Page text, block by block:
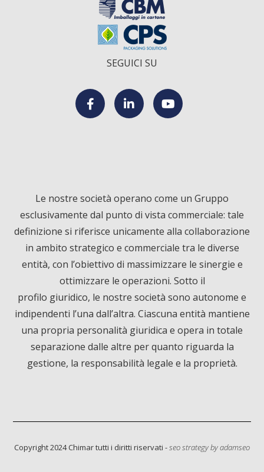
SEGUICI SU
e
b
o
o
k
e
d
I
n
T
u
b
e
Le nostre società operano come un Gruppo
esclusivamente dal punto di vista commerciale: tale
definizione si riferisce unicamente alla collaborazione
in ambito strategico e commerciale tra le diverse
entità, con l’obiettivo di massimizzare le sinergie e
ottimizzare le operazioni. Sotto il
profilo giuridico, le nostre società sono autonome e
indipendenti l’una dall’altra. Ciascuna entità mantiene
una propria personalità giuridica e opera in totale
separazione dalle altre per quanto riguarda la
gestione, la responsabilità legale e la proprietà.
Copyright 2024 Chimar tutti i diritti riservati -seo strategy byadamseo
Informativa sulla raccolta